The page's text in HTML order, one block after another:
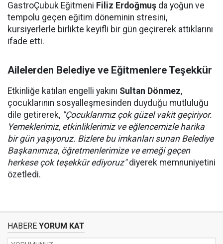
GastroÇubuk Eğitmeni Filiz Erdoğmuş da yoğun ve
tempolu geçen eğitim döneminin stresini,
kursiyerlerle birlikte keyifli bir gün geçirerek attıklarını
ifade etti.
Ailelerden Belediye ve Eğitmenlere Teşekkür
Etkinliğe katılan engelli yakını Sultan Dönmez,
çocuklarının sosyalleşmesinden duyduğu mutluluğu
dile getirerek, "Çocuklarımız çok güzel vakit geçiriyor.
Yemeklerimiz, etkinliklerimiz ve eğlencemizle harika
bir gün yaşıyoruz. Bizlere bu imkanları sunan Belediye
Başkanımıza, öğretmenlerimize ve emeği geçen
herkese çok teşekkür ediyoruz"diyerek memnuniyetini
özetledi.
HABERE YORUM KAT